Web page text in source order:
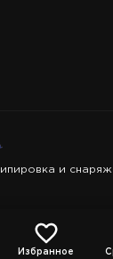
Избранное
и